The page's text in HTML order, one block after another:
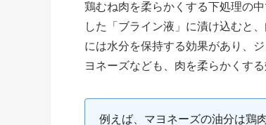
鶏むね肉を柔らかくする下処理の
した「ブライン液」に漬け込むと
には水分を保持する効果があり、
ヨネーズなども、肉を柔らかくする
例えば、マヨネーズの油分は鶏